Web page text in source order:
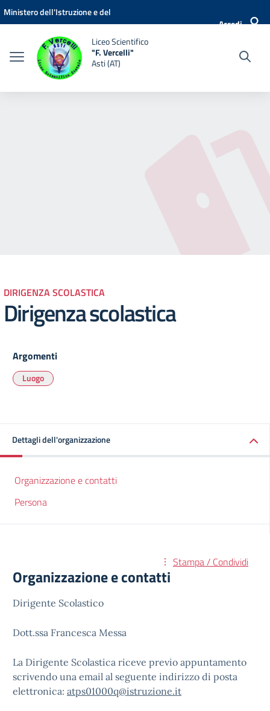
Vai ai contenuti
Vai al menu di navigazione
Vai al footer
Ministero dell'Istruzione e del
Accedi
Liceo Scientifico
"F. Vercelli"
Asti (AT)
DIRIGENZA SCOLASTICA
Dirigenza scolastica
Argomenti
Luogo
Dettagli dell'organizzazione
Organizzazione e contatti
Persona
Stampa / Condividi
Organizzazione e contatti
Dirigente Scolastico
Dott.ssa Francesca Messa
La Dirigente Scolastica riceve previo appuntamento
scrivendo una email al seguente indirizzo di posta
elettronica: atps01000q@istruzione.it